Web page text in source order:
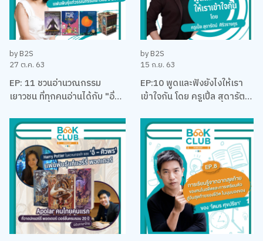
by B2S
27 ต.ค. 63
EP: 11 ชวนอ่านวณกรรม
เยาวชน ที่ทุกคนอ่านได้กับ "อี่
วรรณกรรมเยาวชน
by B2S
15 ก.ย. 63
EP:10 พูดและฟังยังไงให้เรา
เข้าใจกัน โดย ครูเปิ้ล สุดารัตน์